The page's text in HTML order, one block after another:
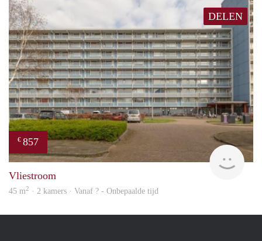
DELEN
€ 857
Vliestroom
45 m2 · 2 kamers · Vanaf ? - Onbepaalde tijd